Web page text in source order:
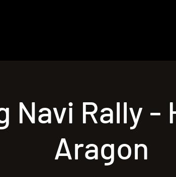
Navi Rally -
Aragon